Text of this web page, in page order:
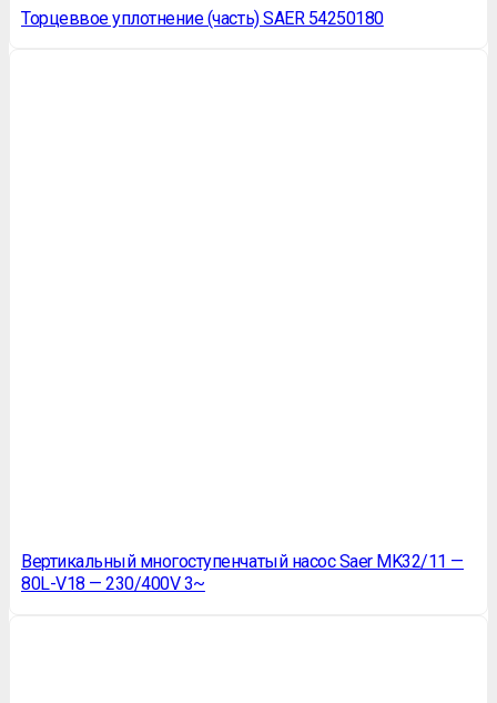
Торцеввое уплотнение (часть) SAER 54250180
Вертикальный многоступенчатый насос Saer MK32/11 —
80L-V18 — 230/400V 3~